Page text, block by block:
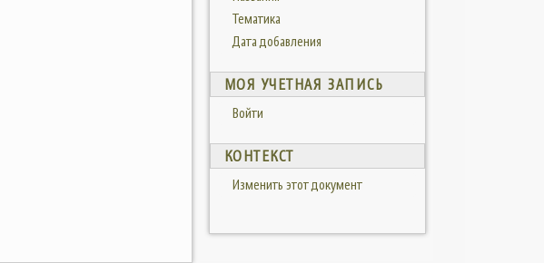
Тематика
Дата добавления
МОЯ УЧЕТНАЯ ЗАПИСЬ
Войти
КОНТЕКСТ
Изменить этот документ